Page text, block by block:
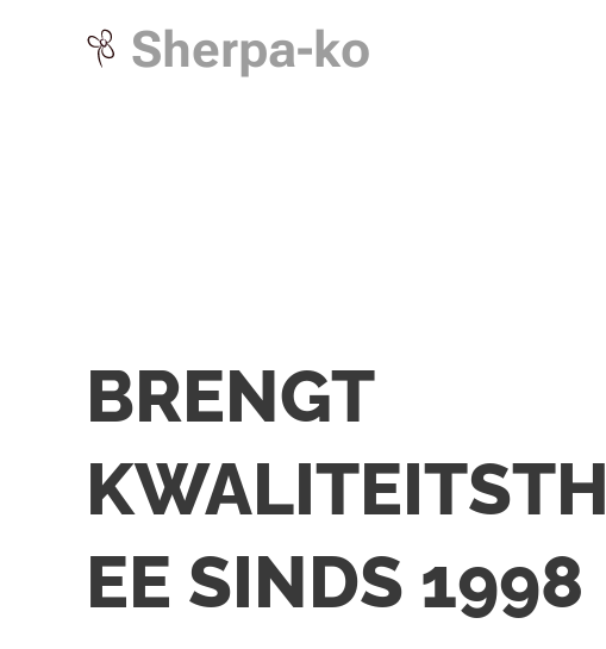
Sherpa-ko
BRENGT
KWALITEITSTH
EE SINDS 1998